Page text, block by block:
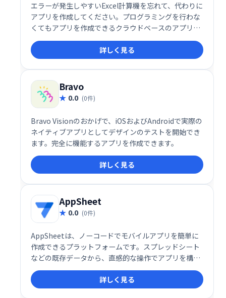
エラーが発生しやすいExcel計算機を忘れて、代わりに
アプリを作成してください。プログラミングを行わな
くてもアプリを作成できるクラウドベースのアプリデ
ザイナーを想像してみてください。
詳しく見る
Bravo
0.0 (0件)
Bravo Visionのおかげで、iOSおよびAndroidで実際の
ネイティブアプリとしてデザインのテストを開始でき
ます。完全に機能するアプリを作成できます。
詳しく見る
AppSheet
0.0 (0件)
AppSheetは、ノーコードでモバイルアプリを簡単に
作成できるプラットフォームです。スプレッドシート
などの既存データから、直感的な操作でアプリを構築
できます。複雑なコーディングは不要で、迅速な開発
と展開を実現します。業務効率化やデータ活用を促進
し、ビジネスのデジタル化を支援します。
詳しく見る